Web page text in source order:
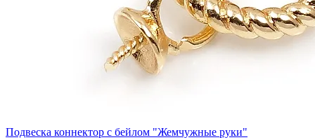
Подвеска коннектор c бейлом "Жемчужные руки"